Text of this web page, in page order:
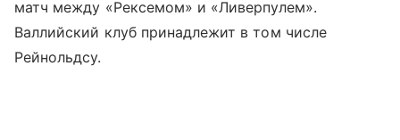
матч между «Рексемом» и «Ливерпулем».
Валлийский клуб принадлежит в том числе
Рейнольдсу.